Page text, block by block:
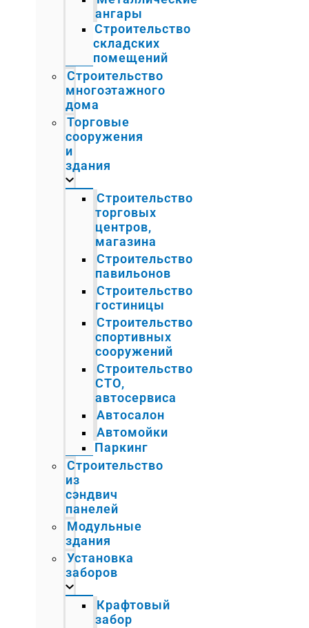
ангары
Строительство
складских
помещений
Строительство
многоэтажного
дома
Торговые
сооружения
и
здания
Строительство
торговых
центров,
магазина
Строительство
павильонов
Строительство
гостиницы
Строительство
спортивных
сооружений
Строительство
СТО,
автосервиса
Автосалон
Автомойки
Паркинг
Строительство
из
сэндвич
панелей
Модульные
здания
Установка
заборов
Крафтовый
забор